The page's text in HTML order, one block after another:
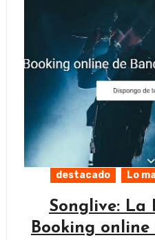
destacado Lo
Songlive: La
Booking online